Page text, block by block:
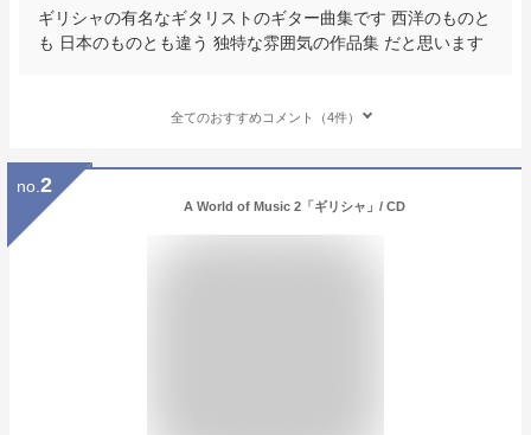
ギリシャの有名なギタリストのギター曲集です 西洋のものと
も 日本のものとも違う 独特な雰囲気の作品集 だと思います
全てのおすすめコメント（4件）
no. 2
A World of Music 2「ギリシャ」/ CD